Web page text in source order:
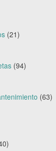
(21)
(94)
(63)